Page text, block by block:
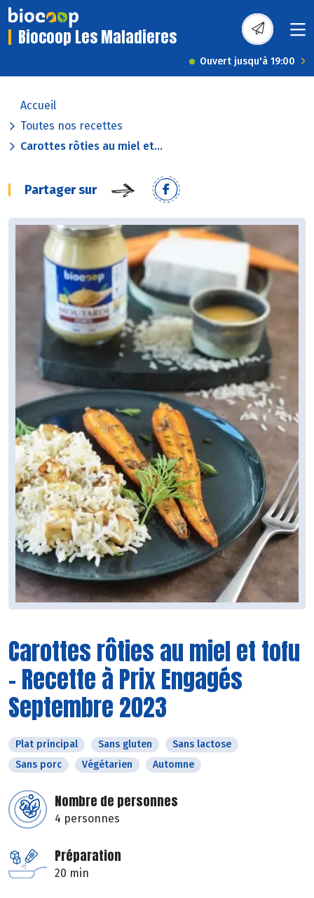
Biocoop Les Maladieres
Ouvert jusqu'à 19:00
Accueil
Toutes nos recettes
Carottes rôties au miel et...
Partager sur
Carottes rôties au miel et tofu
- Recette à Prix Engagés
Septembre 2023
Plat principal Sans gluten
Sans lactose
Sans porc
Végétarien Automne
Nombre de personnes
4 personnes
Préparation
20 min